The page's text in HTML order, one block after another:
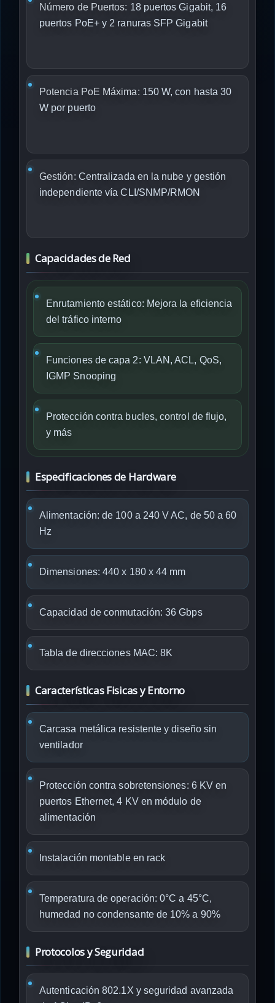
Número de Puertos: 18 puertos Gigabit, 16
puertos PoE+ y 2 ranuras SFP Gigabit
Potencia PoE Máxima: 150 W, con hasta 30
W por puerto
Gestión: Centralizada en la nube y gestión
independiente vía CLI/SNMP/RMON
Capacidades de Red
Enrutamiento estático: Mejora la eficiencia
del tráfico interno
Funciones de capa 2: VLAN, ACL, QoS,
IGMP Snooping
Protección contra bucles, control de flujo,
y más
Especificaciones de Hardware
Alimentación: de 100 a 240 V AC, de 50 a 60
Hz
Dimensiones: 440 x 180 x 44 mm
Capacidad de conmutación: 36 Gbps
Tabla de direcciones MAC: 8K
Características Fisicas y Entorno
Carcasa metálica resistente y diseño sin
ventilador
Protección contra sobretensiones: 6 KV en
puertos Ethernet, 4 KV en módulo de
alimentación
Instalación montable en rack
Temperatura de operación: 0°C a 45°C,
humedad no condensante de 10% a 90%
Protocolos y Seguridad
Autenticación 802.1X y seguridad avanzada